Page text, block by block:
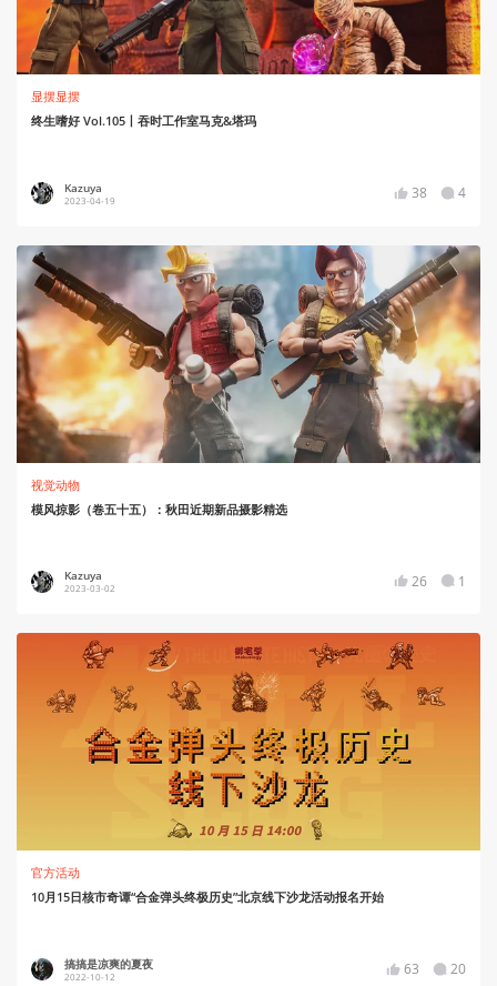
显摆显摆
终生嗜好 Vol.105丨吞时工作室马克&塔玛
Kazuya
2023-04-19 38 4
视觉动物
模风掠影（卷五十五）：秋田近期新品摄影精选
Kazuya
2023-03-02 26 1
官方活动
10月15日核市奇谭“合金弹头终极历史”北京线下沙龙活动报名开始
搞搞是凉爽的夏夜
2022-10-12 63 20